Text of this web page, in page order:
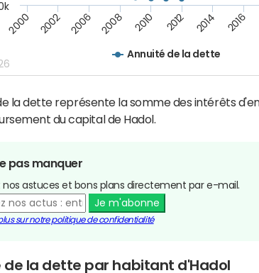
Annuité de la dette
2000 2002 2006 2008 2010 2012 2014 2016
la dette représente la somme des intérêts
du capital de Hadol.
pas manquer
nos astuces et bons plans directement par e-mail.
Je m'abonne
sur notre politique de confidentialité
de la dette par habitant d'Hadol